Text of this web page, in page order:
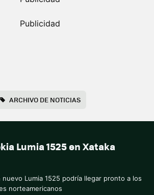
ARCHIVO DE NOTICIAS
Lumia 1525 en Xataka
nuevo Lumia 1525 podría llegar pronto a los
norteamericanos